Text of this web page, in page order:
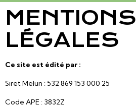
MENTIONS
LÉGALES
Ce site est édité par :
Siret Melun : 532 869 153 000 25
Code APE : 3832Z